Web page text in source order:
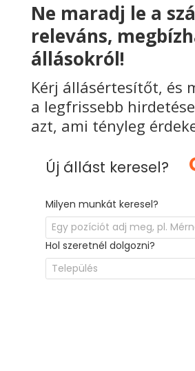
Ne maradj le a
releváns,
állásokról!
Kérj állásértesítőt, és
a legfrissebb
azt, ami tényleg